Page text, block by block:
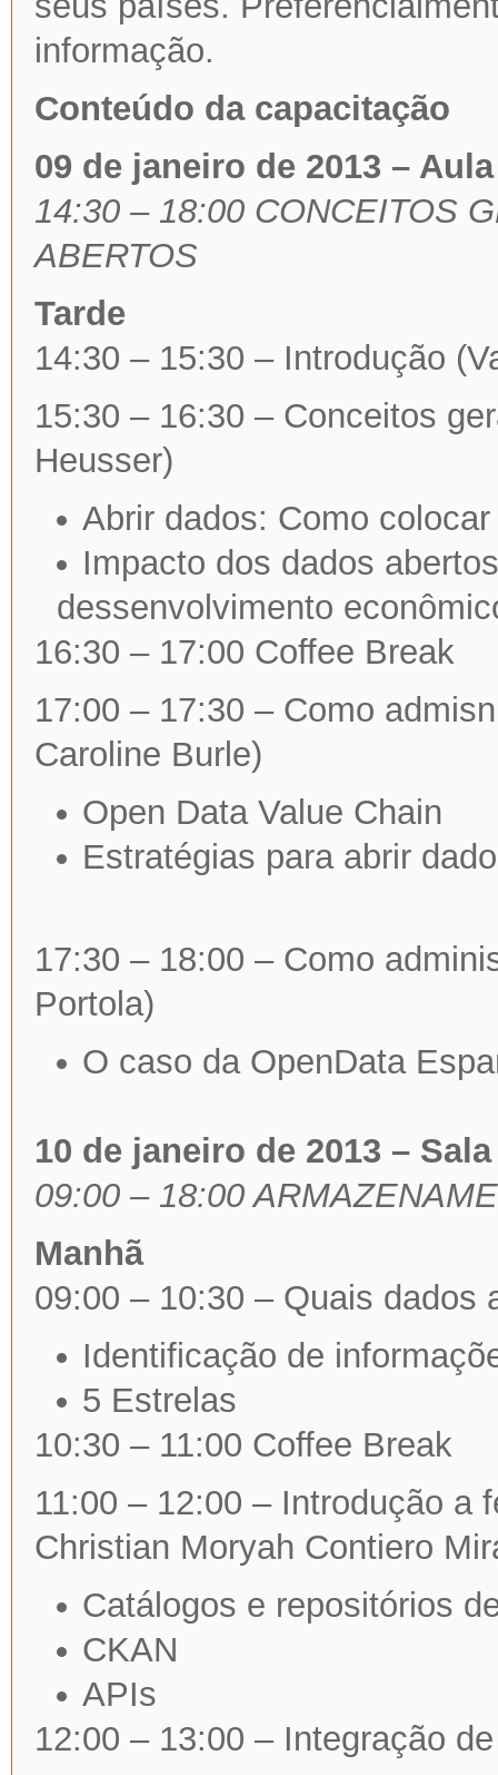
informação.
Conteúdo da capacitação
09 de janeiro de 2013 –
14:30 – 18:00 CONCEITOS
ABERTOS
Tarde
14:30 – 15:30 – Introdução
15:30 – 16:30 – Conceitos
Heusser)
Abrir dados: Como
Impacto dos dados
dessenvolvimento
16:30 – 17:00 Coffee Break
17:00 – 17:30 – Como
Caroline Burle)
Open Data Value Chain
Estratégias para abrir
17:30 – 18:00 – Como
Portola)
O caso da OpenData
10 de janeiro de 2013 – Sala
09:00 – 18:00
Manhã
09:00 – 10:30 – Quais dados
Identificação de
5 Estrelas
10:30 – 11:00 Coffee Break
11:00 – 12:00 – Introdução a
Christian Moryah Contiero
Catálogos e repositórios
CKAN
APIs
12:00 – 13:00 – Integração